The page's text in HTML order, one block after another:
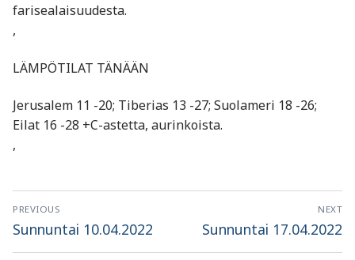
farisealaisuudesta.
,
LÄMPÖTILAT TÄNÄÄN
Jerusalem 11 -20; Tiberias 13 -27; Suolameri 18 -26;
Eilat 16 -28 +C-astetta, aurinkoista.
,
Artikkelien
selaus
PREVIOUS
Previous
Sunnuntai 10.04.2022
NEXT
Next
Sunnuntai 17.04.2022